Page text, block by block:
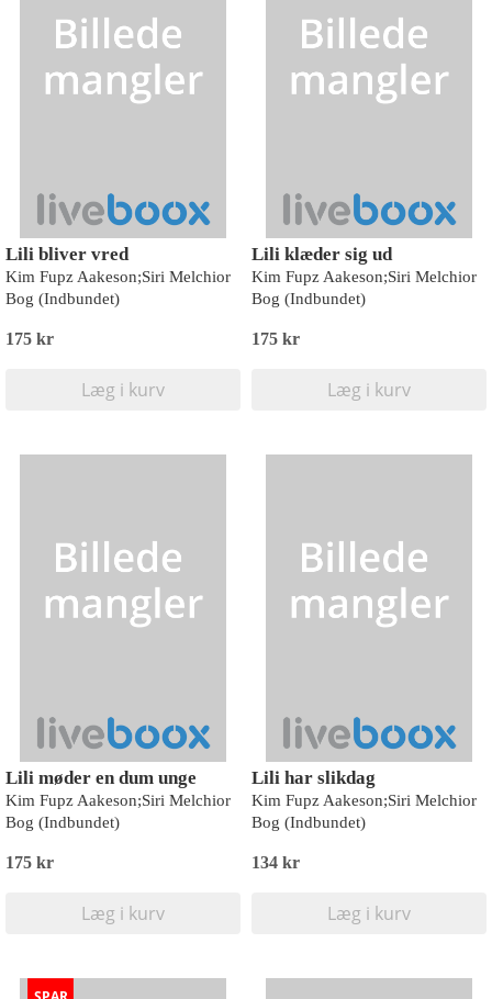
Lili bliver vred
Kim Fupz Aakeson;Siri Melchior
Bog (Indbundet)
175 kr
Læg i kurv
Lili klæder sig ud
Kim Fupz Aakeson;Siri Melchior
Bog (Indbundet)
175 kr
Læg i kurv
Lili møder en dum unge
Kim Fupz Aakeson;Siri Melchior
Bog (Indbundet)
175 kr
Læg i kurv
Lili har slikdag
Kim Fupz Aakeson;Siri Melchior
Bog (Indbundet)
134 kr
Læg i kurv